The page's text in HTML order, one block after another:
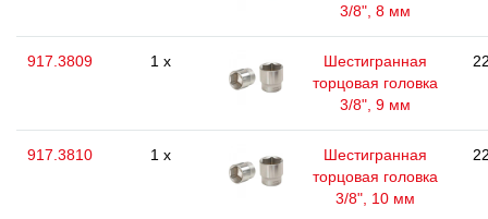
3/8", 8 мм
917.3809 1 x
Шестигранная
торцовая головка
3/8", 9 мм
917.3810 1 x
Шестигранная
торцовая головка
3/8", 10 мм